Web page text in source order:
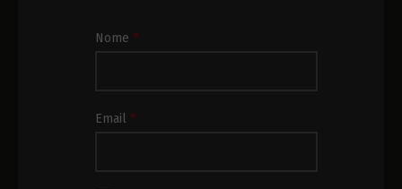
Subscrição
Nome*
Email*